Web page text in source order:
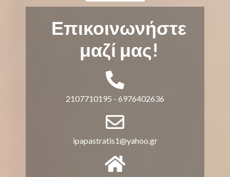
Επικοινωνήστε
μαζί μας!
fa-
phone-
alt
2107710195 - 6976402636
far
fa-
envelope
ipapastratis1@yahoo.gr